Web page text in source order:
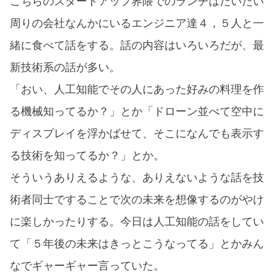
周りの会社なんかにいるエンジニア達４，５人と一
緒に食べて話をする。話の内容はいろいろだが、最
新技術系の話が多い。
「おい、人工知能でその人にあった好みの料理を作
る機械知ってるか？」とか「ドローン並べて空中に
ディスプレイを浮かばせて、そこになんでも表示す
る技術を知ってるか？」とか。
そういうありえるような、ありえないような話を技
術者同士ですることで次の未来を想像するのがやけ
に楽しかったりする。今日は人工知能の話をしてい
て「５年後の未来はきっとこうなってる」とかみん
なでギャーギャー言っていた。